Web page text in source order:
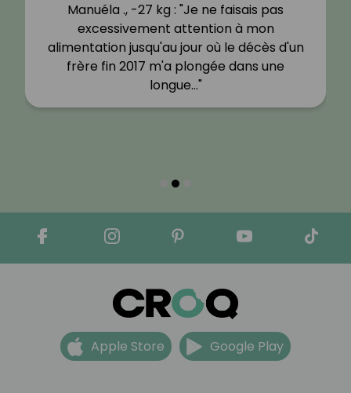
Manuéla ., -27 kg : "Je ne faisais pas
excessivement attention à mon
alimentation jusqu'au jour où le décès d'un
frère fin 2017 m'a plongée dans une
longue…"
Apple Store Google Play